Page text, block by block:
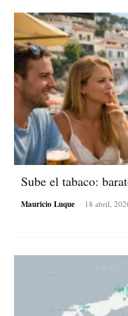
Sube el tabaco:
Mauricio Luque - 18 abril,